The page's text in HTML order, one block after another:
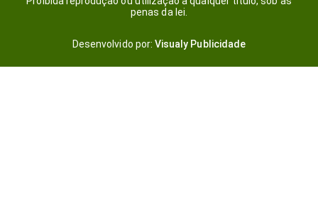
penas da lei.
Desenvolvido por: Visualy Publicidade